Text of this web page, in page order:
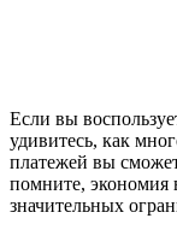
Если вы
удивитесь, как
платежей вы
помните, экономия
значительных